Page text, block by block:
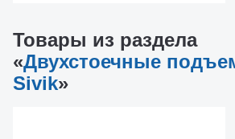
Товары из раздела
«Двухстоечные
Sivik»